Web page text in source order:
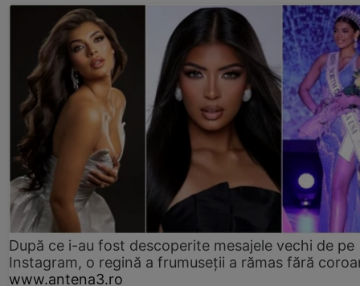
După ce i-au fost descoperite mesajele vechi de pe
Instagram, o regină a frumuseții a rămas fără
www.antena3.ro